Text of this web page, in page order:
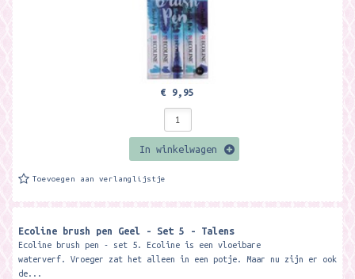
€ 9,95
In winkelwagen
Toevoegen aan verlanglijstje
Ecoline brush pen Geel - Set 5 - Talens
Ecoline brush pen - set 5. Ecoline is een vloeibare
waterverf. Vroeger zat het alleen in een potje. Maar nu zijn er ook
de...